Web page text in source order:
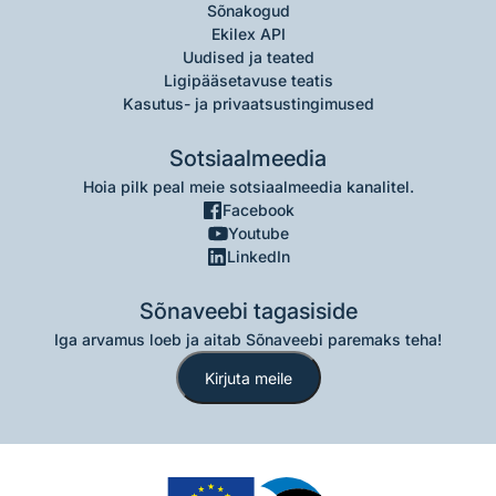
Sõnakogud
Ekilex API
Uudised ja teated
Ligipääsetavuse teatis
Kasutus- ja privaatsustingimused
Sotsiaalmeedia
Hoia pilk peal meie sotsiaalmeedia kanalitel.
Facebook
Youtube
LinkedIn
Sõnaveebi tagasiside
Iga arvamus loeb ja aitab Sõnaveebi paremaks teha!
Kirjuta meile